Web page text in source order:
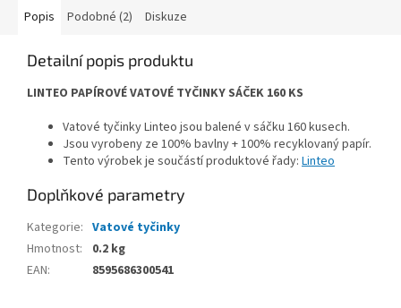
Popis Podobné (2) Diskuze
Detailní popis produktu
LINTEO PAPÍROVÉ VATOVÉ TYČINKY SÁČEK 160 KS
Vatové tyčinky Linteo jsou balené v sáčku 160 kusech.
Jsou vyrobeny ze 100% bavlny + 100% recyklovaný papír.
Tento výrobek je součástí produktové řady: Linteo
Doplňkové parametry
Kategorie: Vatové tyčinky
Hmotnost:
0.2 kg
EAN: 8595686300541